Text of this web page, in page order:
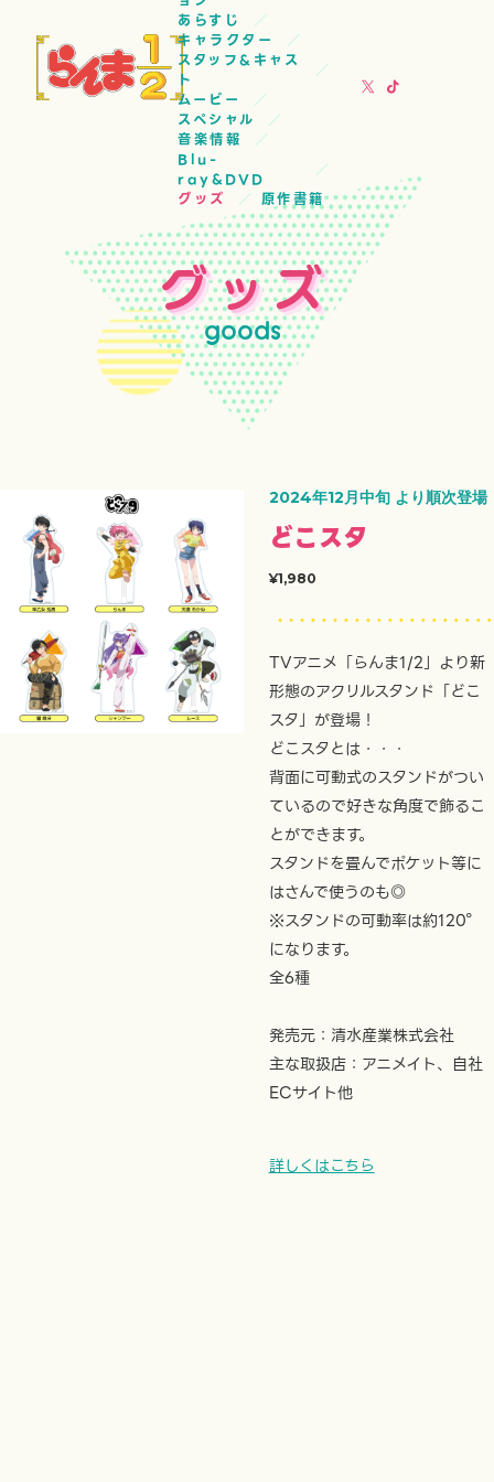
あらすじ
キャラクター
スタッフ&キャス
ト
ムービー
スペシャル
音楽情報
Blu-
ray&DVD
グッズ
原作書籍
グッズ
goods
2024年12月中旬 より順次登場
どこスタ
¥1,980
TVアニメ「らんま1/2」より新
形態のアクリルスタンド「どこ
スタ」が登場！
どこスタとは・・・
背面に可動式のスタンドがつい
ているので好きな角度で飾るこ
とができます。
スタンドを畳んでポケット等に
はさんで使うのも◎
※スタンドの可動率は約120°
になります。
全6種
発売元：清水産業株式会社
主な取扱店：アニメイト、自社
ECサイト他
詳しくはこちら